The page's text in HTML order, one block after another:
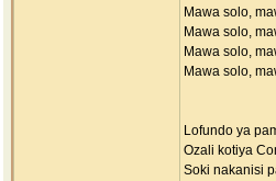
Mawa solo,
Mawa solo,
Mawa solo,
Mawa solo,
Lofundo ya
Ozali kotiya
Soki nakanisi